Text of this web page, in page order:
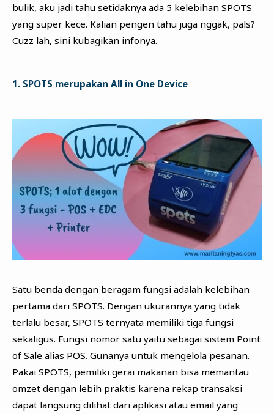
bulik, aku jadi tahu setidaknya ada 5 kelebihan SPOTS
yang super kece. Kalian pengen tahu juga nggak, pals?
Cuzz lah, sini kubagikan infonya.
1. SPOTS merupakan All in One Device
Satu benda dengan beragam fungsi adalah kelebihan
pertama dari SPOTS. Dengan ukurannya yang tidak
terlalu besar, SPOTS ternyata memiliki tiga fungsi
sekaligus. Fungsi nomor satu yaitu sebagai sistem Point
of Sale alias POS. Gunanya untuk mengelola pesanan.
Pakai SPOTS, pemiliki gerai makanan bisa memantau
omzet dengan lebih praktis karena rekap transaksi
dapat langsung dilihat dari aplikasi atau email yang